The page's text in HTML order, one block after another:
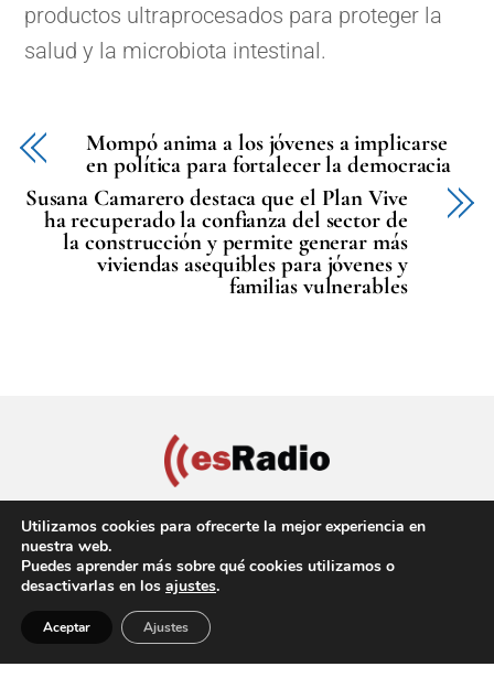
productos ultraprocesados para proteger la
salud y la microbiota intestinal.
Mompó anima a los jóvenes a implicarse
en política para fortalecer la democracia
Susana Camarero destaca que el Plan Vive
ha recuperado la confianza del sector de
la construcción y permite generar más
viviendas asequibles para jóvenes y
familias vulnerables
Política de privacidad Aviso Legal Política de cookies
Copyright © 2022 EsRadio Valencia, All Rights Reserved
Utilizamos cookies para ofrecerte la mejor experiencia en
nuestra web.
Puedes aprender más sobre qué cookies utilizamos o
desactivarlas en los ajustes.
Aceptar Ajustes